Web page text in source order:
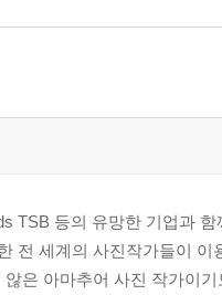
TSB 등의 유망한 기업과
전 세계의 사진작가들이
은 아마추어 사진 작가이